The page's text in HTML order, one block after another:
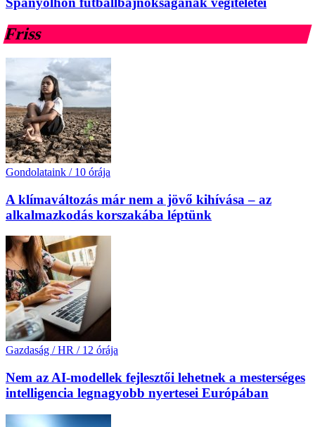
Friss
Gondolataink / 10 órája
A klímaváltozás már nem a jövő kihívása – az
alkalmazkodás korszakába léptünk
Gazdaság / HR / 12 órája
Nem az AI-modellek fejlesztői lehetnek a mesterséges
intelligencia legnagyobb nyertesei Európában